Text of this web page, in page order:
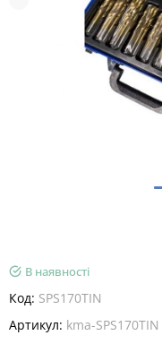
В наявності
Код: SPS170TIN
Артикул: kma-SPS170TIN